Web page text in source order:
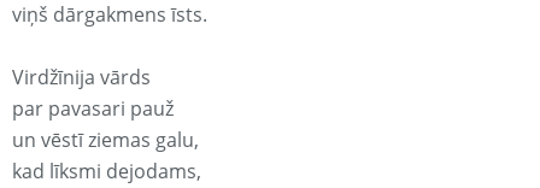
viņš dārgakmens īsts.
Virdžīnija vārds
par pavasari pauž
un vēstī ziemas galu,
kad līksmi dejodams,